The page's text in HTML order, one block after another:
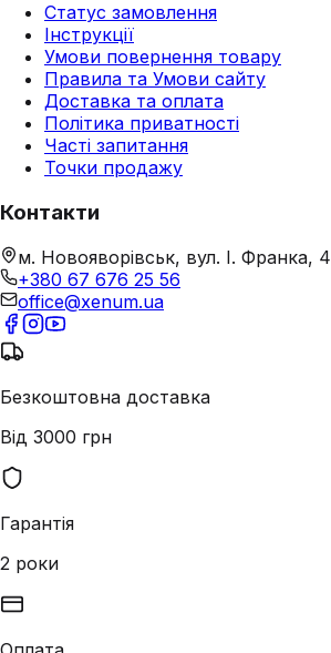
Статус замовлення
Інструкції
Умови повернення товару
Правила та Умови сайту
Доставка та оплата
Політика приватності
Часті запитання
Точки продажу
Контакти
м. Новояворівськ, вул. І. Франка, 4
+380 67 676 25 56
office@xenum.ua
Безкоштовна доставка
Від 3000 грн
Гарантія
2 роки